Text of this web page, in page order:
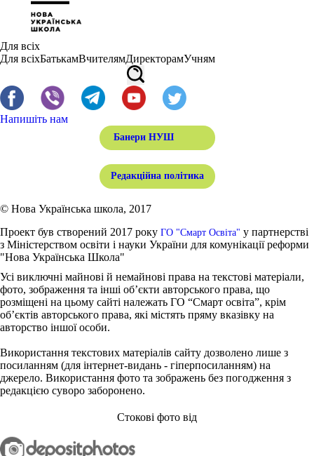
Для всіх
Для всіхБатькамВчителямДиректорамУчням
Напишіть нам
Банери НУШ
Редакційна політика
© Нова Українська школа, 2017
Проект був створений 2017 року ГО "Смарт Освіта" у партнерстві
з Міністерством освіти і науки України для комунікації реформи
"Нова Українська Школа"
Усі виключні майнові й немайнові права на текстові матеріали,
фото, зображення та інші об’єкти авторського права, що
розміщені на цьому сайті належать ГО “Смарт освіта”, крім
об’єктів авторського права, які містять пряму вказівку на
авторство іншої особи.
Використання текстових матеріалів сайту дозволено лише з
посиланням (для інтернет-видань - гіперпосиланням) на
джерело. Використання фото та зображень без погодження з
редакцією суворо заборонено.
Стокові фото від